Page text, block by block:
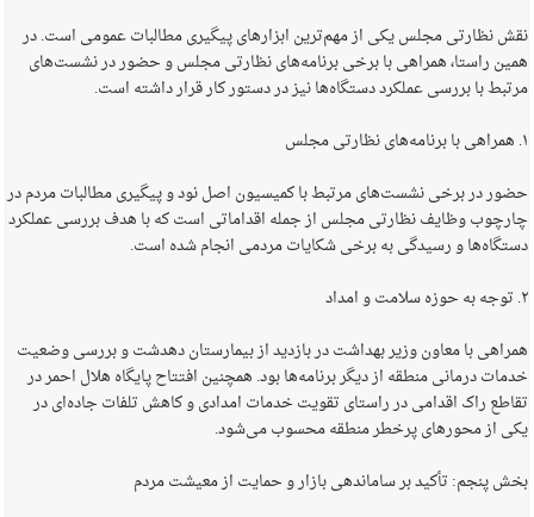
نقش نظارتی مجلس یکی از مهم‌ترین ابزارهای پیگیری مطالبات عمومی است. در
همین راستا، همراهی با برخی برنامه‌های نظارتی مجلس و حضور در نشست‌های
مرتبط با بررسی عملکرد دستگاه‌ها نیز در دستور کار قرار داشته است.
۱. همراهی با برنامه‌های نظارتی مجلس
حضور در برخی نشست‌های مرتبط با کمیسیون اصل نود و پیگیری مطالبات مردم در
چارچوب وظایف نظارتی مجلس از جمله اقداماتی است که با هدف بررسی عملکرد
دستگاه‌ها و رسیدگی به برخی شکایات مردمی انجام شده است.
۲. توجه به حوزه سلامت و امداد
همراهی با معاون وزیر بهداشت در بازدید از بیمارستان دهدشت و بررسی وضعیت
خدمات درمانی منطقه از دیگر برنامه‌ها بود. همچنین افتتاح پایگاه هلال احمر در
تقاطع راک اقدامی در راستای تقویت خدمات امدادی و کاهش تلفات جاده‌ای در
یکی از محورهای پرخطر منطقه محسوب می‌شود.
بخش پنجم: تأکید بر ساماندهی بازار و حمایت از معیشت مردم